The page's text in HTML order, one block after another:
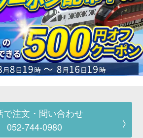
で注文・問い合わせ
052-744-0980